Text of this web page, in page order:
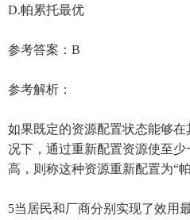
D.帕累托最优
参考答案：B
参考解析：
如果既定的资源配置状态能够
况下，通过重新配置资源使至
高，则称这种资源重新配置为“帕
5当居民和厂商分别实现了效用